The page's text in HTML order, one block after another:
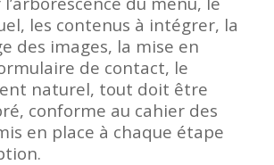
les contenus à intégrer, la
des images, la mise en
de contact, le
naturel, tout doit être
conforme au cahier des
en place à chaque étape